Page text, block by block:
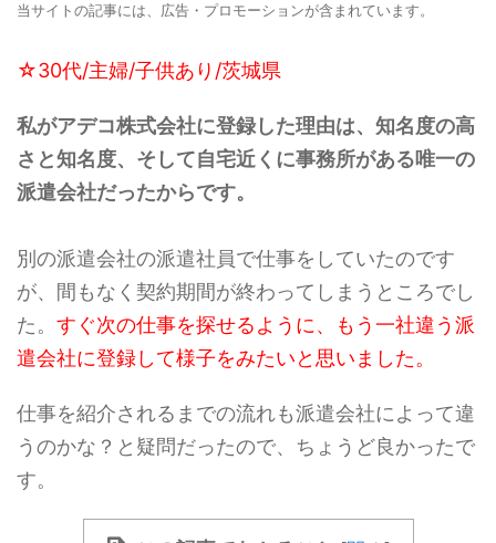
当サイトの記事には、広告・プロモーションが含まれています。
☆30代/主婦/子供あり/茨城県
私がアデコ株式会社に登録した理由は、知名度の高
さと知名度、そして自宅近くに事務所がある唯一の
派遣会社だったからです。
別の派遣会社の派遣社員で仕事をしていたのです
が、間もなく契約期間が終わってしまうところでし
た。 すぐ次の仕事を探せるように、もう一社違う派
遣会社に登録して様子をみたいと思いました。
仕事を紹介されるまでの流れも派遣会社によって違
うのかな？と疑問だったので、ちょうど良かったで
す。